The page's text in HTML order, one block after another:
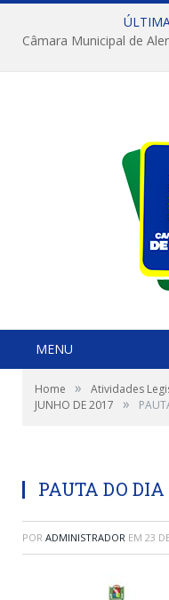
MENU
Home » Atividades
JUNHO DE 2017
»
PAUTA DO
POR ADMINISTRADOR EM 23